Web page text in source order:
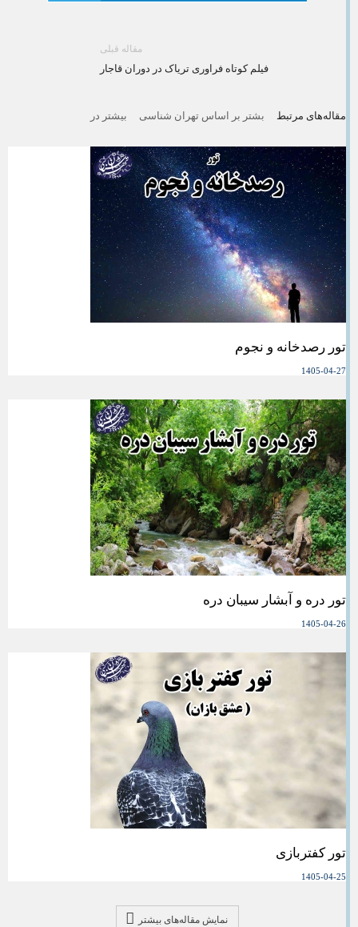
مقاله قبلی
فیلم کوتاه فراوری تریاک در دوران قاجار
مقاله‌های مرتبط بشتر بر اساس تهران شناسی بیشتر در
تور رصدخانه و نجوم
1405-04-27
تور دره و آبشار سیبان دره
1405-04-26
تور کفتربازی
1405-04-25
نمایش مقاله‌های بیشتر